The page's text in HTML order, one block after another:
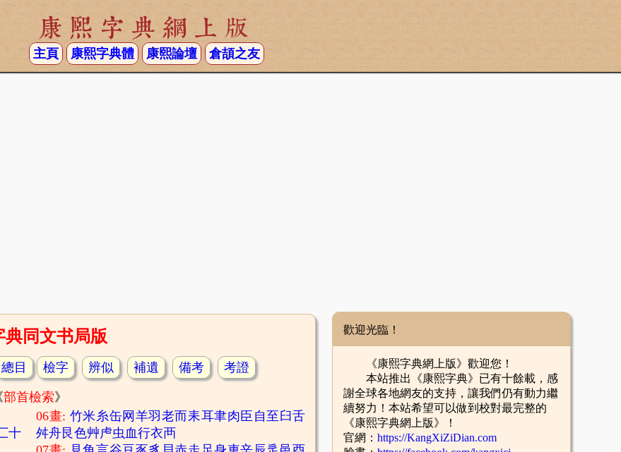
康熙字典網上版
主頁 康熙字典體 康熙論壇 倉頡之友
典同文书局版
總目 檢字 辨似 補遺 備考 考證
部首檢索》
十
06畫: 竹米 糸缶网 羊羽老而耒耳聿肉臣 自 至 臼舌
舛舟艮色艸虍虫血行衣襾
歡迎光臨！
《康熙字典網上版》歡迎您！
本站推出《康熙字典》已有十餘載，感
謝全球各地網友的支持，讓我們仍有動力繼
續努力！本站希望可以做到校對最完整的
《康熙字典網上版》！
官網： https://KangXiZiDian.com